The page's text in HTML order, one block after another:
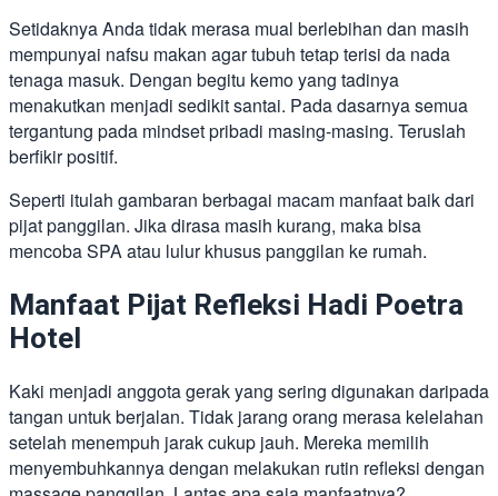
Setidaknya Anda tidak merasa mual berlebihan dan masih
mempunyai nafsu makan agar tubuh tetap terisi da nada
tenaga masuk. Dengan begitu kemo yang tadinya
menakutkan menjadi sedikit santai. Pada dasarnya semua
tergantung pada mindset pribadi masing-masing. Teruslah
berfikir positif.
Seperti itulah gambaran berbagai macam manfaat baik dari
pijat panggilan. Jika dirasa masih kurang, maka bisa
mencoba SPA atau lulur khusus panggilan ke rumah.
Manfaat Pijat Refleksi Hadi Poetra
Hotel
Kaki menjadi anggota gerak yang sering digunakan daripada
tangan untuk berjalan. Tidak jarang orang merasa kelelahan
setelah menempuh jarak cukup jauh. Mereka memilih
menyembuhkannya dengan melakukan rutin refleksi dengan